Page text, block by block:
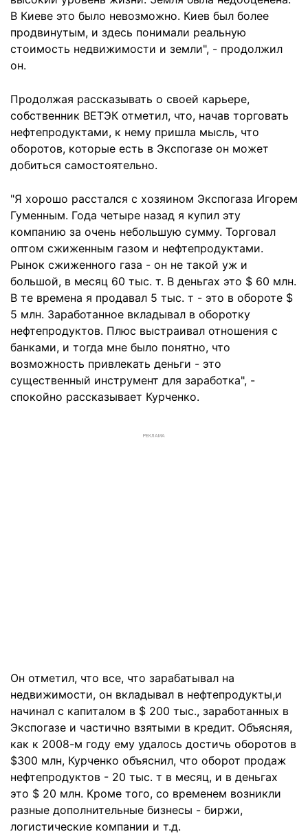
В Киеве это было невозможно. Киев был более
продвинутым, и здесь понимали реальную
стоимость недвижимости и земли", - продолжил
он.
Продолжая рассказывать о своей карьере,
собственник ВЕТЭК отметил, что, начав торговать
нефтепродуктами, к нему пришла мысль, что
оборотов, которые есть в Экспогазе он может
добиться самостоятельно.
"Я хорошо расстался с хозяином Экспогаза Игорем
Гуменным. Года четыре назад я купил эту
компанию за очень небольшую сумму. Торговал
оптом сжиженным газом и нефтепродуктами.
Рынок сжиженного газа - он не такой уж и
большой, в месяц 60 тыс. т. В деньгах это $ 60 млн.
В те времена я продавал 5 тыс. т - это в обороте $
5 млн. Заработанное вкладывал в оборотку
нефтепродуктов. Плюс выстраивал отношения с
банками, и тогда мне было понятно, что
возможность привлекать деньги - это
существенный инструмент для заработка", -
спокойно рассказывает Курченко.
РЕКЛАМА
Он отметил, что все, что зарабатывал на
недвижимости, он вкладывал в нефтепродукты,и
начинал с капиталом в $ 200 тыс., заработанных в
Экспогазе и частично взятыми в кредит. Объясняя,
как к 2008-м году ему удалось достичь оборотов в
$300 млн, Курченко объяснил, что оборот продаж
нефтепродуктов - 20 тыс. т в месяц, и в деньгах
это $ 20 млн. Кроме того, со временем возникли
разные дополнительные бизнесы - биржи,
логистические компании и т.д.